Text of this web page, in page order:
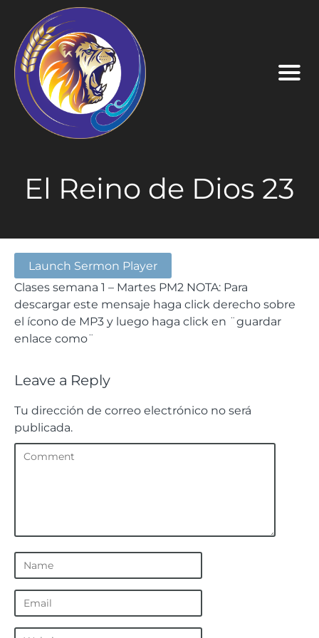
El Reino de Dios 23
Launch Sermon Player
Clases semana 1 – Martes PM2 NOTA: Para
descargar este mensaje haga click derecho sobre
el ícono de MP3 y luego haga click en ¨guardar
enlace como¨
Leave a Reply
Tu dirección de correo electrónico no será
publicada.